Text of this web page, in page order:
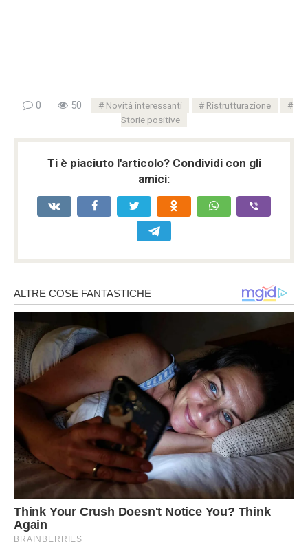
0 50 Novità interessanti
Ristrutturazione
Storie positive
Ti è piaciuto l'articolo? Condividi con gli
amici: